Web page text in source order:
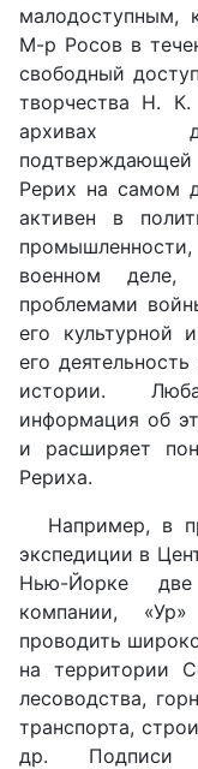
малодоступным,
М-р Росов в
свободный
творчества Н.
архивах
Рерих на самом
активен в
военном деле,
проблемами
его культурной
его
истории.
информация об
и расширяет
Рериха.
Например, в
экспедиции в
Нью-Йорке
компании,
проводить
на территории
лесоводства,
транспорта,
др. Подписи